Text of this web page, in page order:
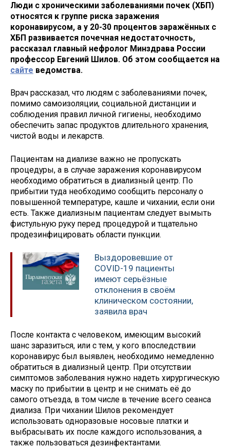
Люди с хроническими заболеваниями почек (ХБП)
относятся к группе риска заражения
коронавирусом, а у 20-30 процентов заражённых с
ХБП развивается почечная недостаточность,
рассказал главный нефролог Минздрава России
профессор Евгений Шилов. Об этом сообщается на
сайте ведомства.
Врач рассказал, что людям с заболеваниями почек,
помимо самоизоляции, социальной дистанции и
соблюдения правил личной гигиены, необходимо
обеспечить запас продуктов длительного хранения,
чистой воды и лекарств.
Пациентам на диализе важно не пропускать
процедуры, а в случае заражения коронавирусом
необходимо обратиться в диализный центр. По
прибытии туда необходимо сообщить персоналу о
повышенной температуре, кашле и чихании, если они
есть. Также диализным пациентам следует вымыть
фистульную руку перед процедурой и тщательно
продезинфицировать области пункции.
Выздоровевшие от
COVID-19 пациенты
имеют серьёзные
отклонения в своём
клиническом состоянии,
заявила врач
После контакта с человеком, имеющим высокий
шанс заразиться, или с тем, у кого впоследствии
коронавирус был выявлен, необходимо немедленно
обратиться в диализный центр. При отсутствии
симптомов заболевания нужно надеть хирургическую
маску по прибытии в центр и не снимать её до
самого отъезда, в том числе в течение всего сеанса
диализа. При чихании Шилов рекомендует
использовать одноразовые носовые платки и
выбрасывать их после каждого использования, а
также пользоваться дезинфектантами.